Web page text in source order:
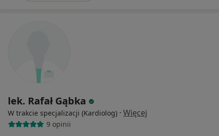
lek. Rafał Gąbka
W trakcie specjalizacji (Kardiolog) · Więcej
9 opinii